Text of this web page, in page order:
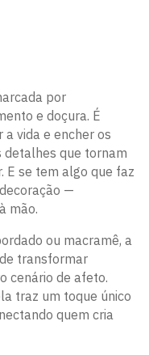
por
e doçura. É
vida e encher os
detalhes que tornam
E se tem algo que faz
—
mão.
ou macramê, a
transformar
cenário de afeto.
traz um toque único
quem cria